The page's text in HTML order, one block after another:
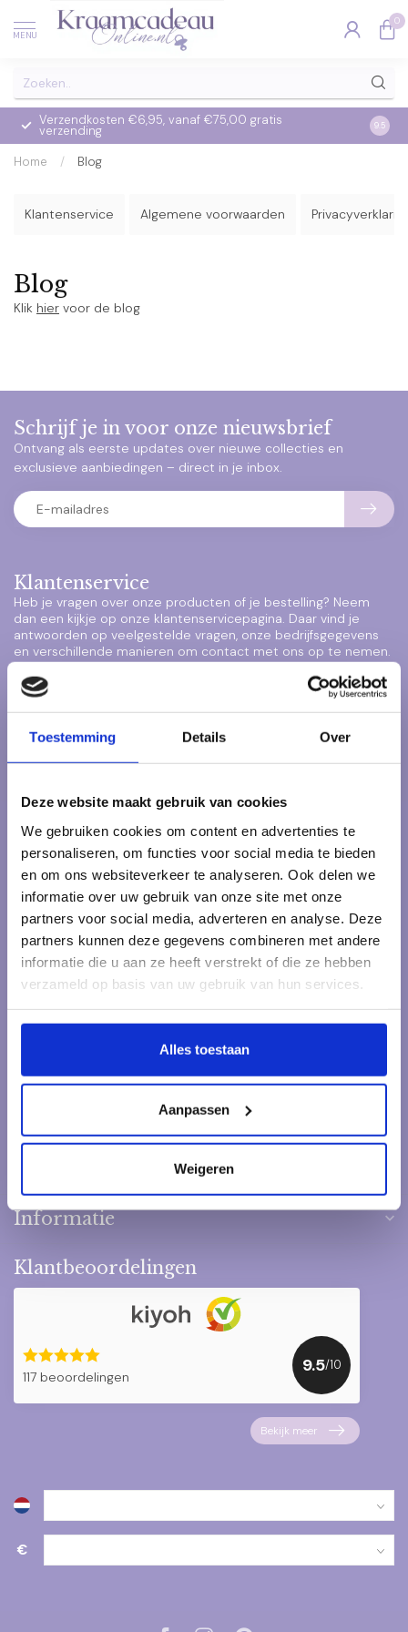
Toestemming Details Over
Deze website maakt gebruik van cookies
We gebruiken cookies om content en advertenties te
personaliseren, om functies voor social media te bieden
en om ons websiteverkeer te analyseren. Ook delen we
informatie over uw gebruik van onze site met onze
partners voor social media, adverteren en analyse. Deze
partners kunnen deze gegevens combineren met andere
informatie die u aan ze heeft verstrekt of die ze hebben
verzameld op basis van uw gebruik van hun services.
Alles toestaan
Aanpassen
Weigeren
MENU
0
Verzendkosten €6,95, vanaf €75,00 gratis
verzending
Op
9.5
Home / Blog
Klantenservice Algemene voorwaarden
Blog
Klik hier voor de blog
Klantenservice
Heb je vragen over onze producten of je bestelling? Neem
dan een kijkje op onze klantenservicepagina. Daar vind je
antwoorden op veelgestelde vragen, onze bedrijfsgegevens
en verschillende manieren om contact met ons op te nemen.
Schrijf je in voor onze nieuwsbrief
Ontvang als eerste updates over nieuwe collecties en
exclusieve aanbiedingen – direct in je inbox.
Kraamcadeau Online.nl
Onderdeel van Het pakketje.nl
Muntplein 1
3841 EE Harderwijk
Nederland
+31 6 244 328 78
Contact@het-pakketje.nl
NL853280915B01
Informatie
Klantbeoordelingen
117 beoordelingen
9.5/10
Bekijk meer
€